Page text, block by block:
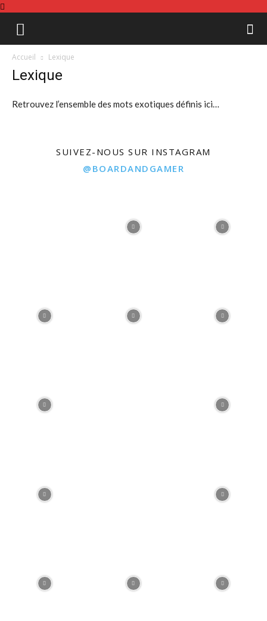
Board
Accueil Lexique
Lexique
Retrouvez l’ensemble des mots exotiques définis ici…
SUIVEZ-NOUS SUR INSTAGRAM
@BOARDANDGAMER